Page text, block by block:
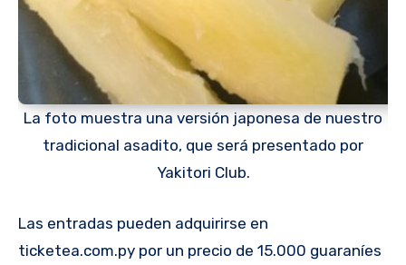
La foto muestra una versión japonesa de nuestro
tradicional asadito, que será presentado por
Yakitori Club.
Las entradas pueden adquirirse en
ticketea.com.py por un precio de 15.000 guaraníes